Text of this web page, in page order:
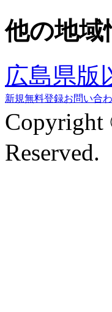
他の地域
広島県版
新規無料登録お問い合
Reserved.